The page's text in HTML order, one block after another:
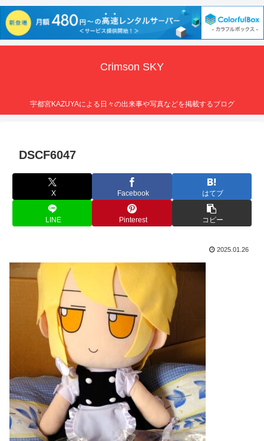
Crimson SKY
宇都宮KAZUYAによる日々の出来事や写真などを掲載するブログ
DSCF6047
X Facebook はてブ
LINE Pinterest コピー
2025.01.26